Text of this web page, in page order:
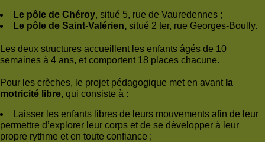
Le pôle de Chéroy, situé 5, rue de Vauredennes ;
Le pôle de Saint-Valérien, situé 2 ter, rue Georges-Boully.
Les deux structures accueillent les enfants âgés de 10
semaines à 4 ans, et comportent 18 places chacune.
Pour les crèches, le projet pédagogique met en avant la
motricité libre, qui consiste à :
Laisser les enfants libres de leurs mouvements afin de leur
permettre d’explorer leur corps et de se développer à leur
propre rythme et en toute confiance ;